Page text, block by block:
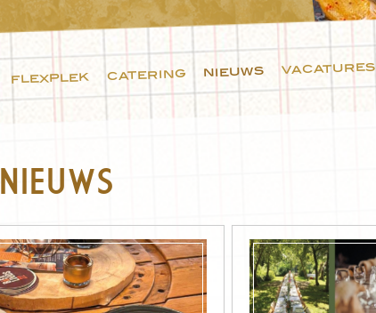
flexplek catering nieuws vacatures
NIEUWS